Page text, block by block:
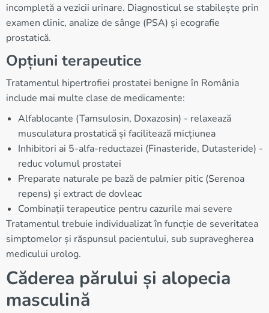
incompletă a vezicii urinare. Diagnosticul se stabilește prin
examen clinic, analize de sânge (PSA) și ecografie
prostatică.
Opțiuni terapeutice
Tratamentul hipertrofiei prostatei benigne în România
include mai multe clase de medicamente:
Alfablocante (Tamsulosin, Doxazosin) - relaxează
musculatura prostatică și facilitează micțiunea
Inhibitori ai 5-alfa-reductazei (Finasteride, Dutasteride) -
reduc volumul prostatei
Preparate naturale pe bază de palmier pitic (Serenoa
repens) și extract de dovleac
Combinații terapeutice pentru cazurile mai severe
Tratamentul trebuie individualizat în funcție de severitatea
simptomelor și răspunsul pacientului, sub supravegherea
medicului urolog.
Căderea părului și alopecia
masculină